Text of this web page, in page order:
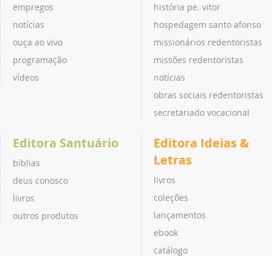
empregos
notícias
ouça ao vivo
programação
vídeos
história pe. vitor
hospedagem santo afonso
missionários redentoristas
missões redentoristas
notícias
obras sociais redentoristas
secretariado vocacional
Editora Santuário
bíblias
deus conosco
livros
outros produtos
Editora Ideias &
Letras
livros
coleções
lançamentos
ebook
catálogo